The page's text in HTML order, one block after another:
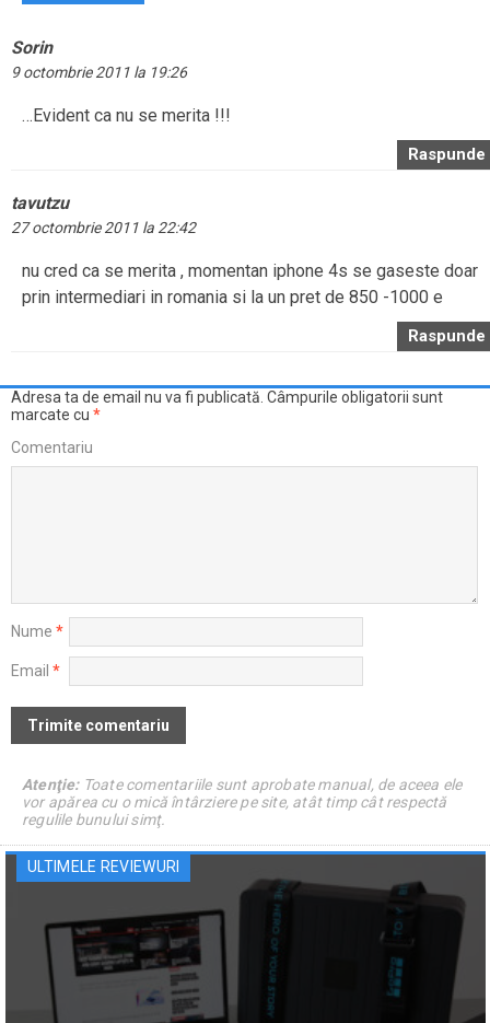
Sorin
9 octombrie 2011 la 19:26
…Evident ca nu se merita !!!
Raspunde
tavutzu
27 octombrie 2011 la 22:42
nu cred ca se merita , momentan iphone 4s se gaseste doar
prin intermediari in romania si la un pret de 850 -1000 e
Raspunde
Adresa ta de email nu va fi publicată. Câmpurile obligatorii sunt
marcate cu *
Comentariu
Nume *
Email *
Atenţie:Toate comentariile sunt aprobate manual, de aceea ele
vor apărea cu o mică întârziere pe site, atât timp cât respectă
regulile bunului simţ.
ULTIMELE REVIEWURI